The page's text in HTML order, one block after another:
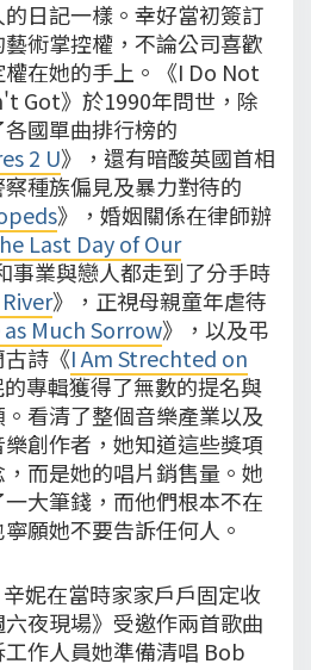
日記一樣。幸好當初簽訂
術掌控權，不論公司喜歡
在她的手上。《I Do Not
Got》於1990年問世，除
國單曲排行榜的
2 U》，還有暗酸英國首相
種族偏見及暴力對待的
》，婚姻關係在律師辦
Last Day of Our
事業與戀人都走到了分手時
》，正視母親童年虐待
as Much Sorrow》，以及弔
詩《I Am Strechted on
專輯獲得了無數的提名與
看清了整個音樂產業以及
創作者，她知道這些獎項
而是她的唱片銷售量。她
大筆錢，而他們根本不在
願她不要告訴任何人。
妮在當時家家戶戶固定收
夜現場》受邀作兩首歌曲
作人員她準備清唱 Bob